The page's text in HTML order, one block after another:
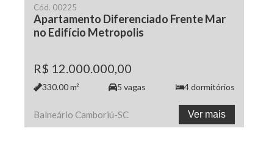
Cód. 00225
Apartamento Diferenciado Frente Mar
no Edifício Metropolis
R$ 12.000.000,00
330.00m² 5 vagas 4dormitórios
Balneário Camboriú-SC Ver mais